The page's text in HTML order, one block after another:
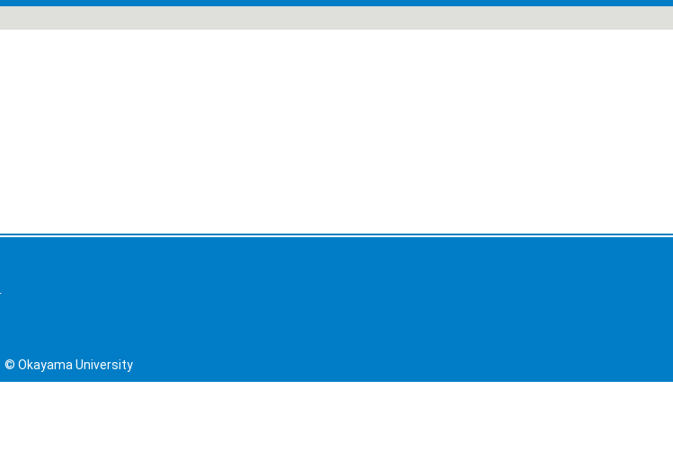
© Okayama University